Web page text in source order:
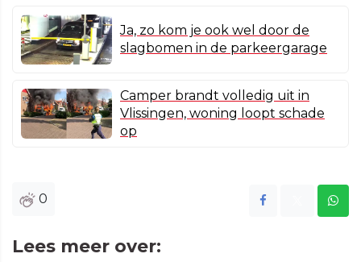
Ja, zo kom je ook wel door de
slagbomen in de parkeergarage
Camper brandt volledig uit in
Vlissingen, woning loopt schade
op
0
Lees meer over: